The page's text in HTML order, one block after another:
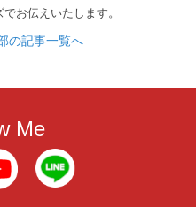
お伝えいたします。
の記事一覧へ
Me